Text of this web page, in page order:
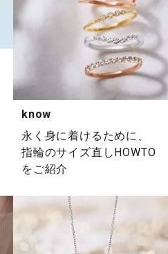
know
永く身に着けるために、
指輪のサイズ直しHOWTO
をご紹介